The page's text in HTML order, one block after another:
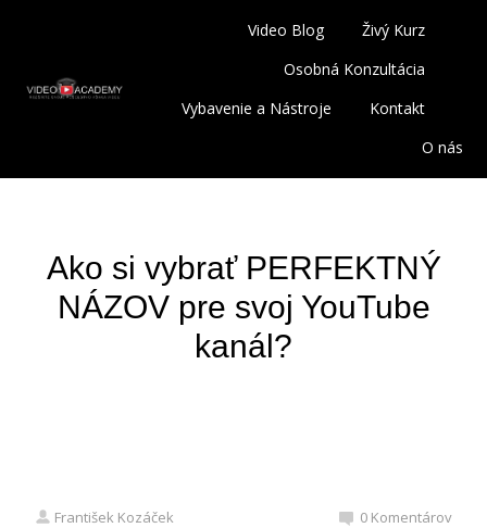
Video Blog
Živý Kurz
Osobná Konzultácia
Vybavenie a Nástroje
Kontakt
O nás
Ako si vybrať PERFEKTNÝ
NÁZOV pre svoj YouTube
kanál?
František Kozáček 0 Komentárov